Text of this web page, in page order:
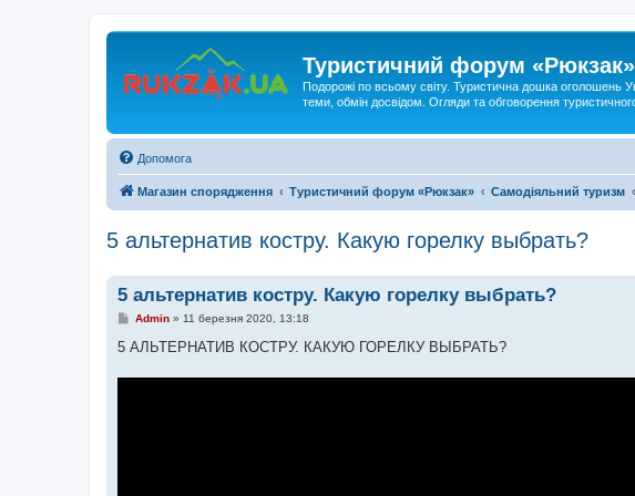
Туристичний форум «Рюкзак»
Подорожі по всьому світу. Туристична дошка оголошень
теми, обмін досвідом. Огляди та обговорення
Допомога
Магазин спорядження Туристичний форум «Рюкзак» Самодіяльний туризм
5 альтернатив костру. Какую горелку выбрать?
5 альтернатив костру. Какую горелку выбрать?
П
в
Admin» 11 березня 2020, 13:18
5 АЛЬТЕРНАТИВ КОСТРУ. КАКУЮ ГОРЕЛКУ ВЫБРАТЬ?